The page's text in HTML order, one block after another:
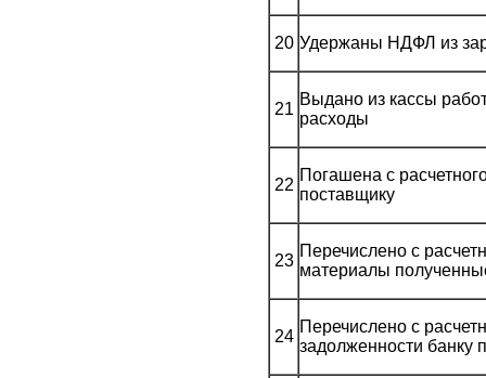
20 Удержаны НДФЛ из
21
Выдано из кассы
расходы
22
Погашена с
поставщику
23
Перечислено с
материалы
24
Перечислено с
задолженности банку